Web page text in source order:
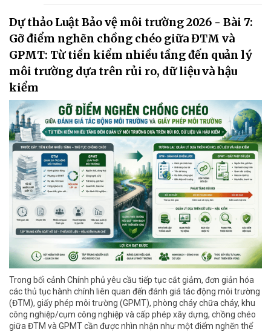
Dự thảo Luật Bảo vệ môi trường 2026 - Bài 7:
Gỡ điểm nghẽn chồng chéo giữa ĐTM và
GPMT: Từ tiền kiểm nhiều tầng đến quản lý
môi trường dựa trên rủi ro, dữ liệu và hậu
kiểm
Trong bối cảnh Chính phủ yêu cầu tiếp tục cắt giảm, đơn giản hóa
các thủ tục hành chính liên quan đến đánh giá tác động môi trường
(ĐTM), giấy phép môi trường (GPMT), phòng cháy chữa cháy, khu
công nghiệp/cụm công nghiệp và cấp phép xây dựng, chồng chéo
giữa ĐTM và GPMT cần được nhìn nhận như một điểm nghẽn thể